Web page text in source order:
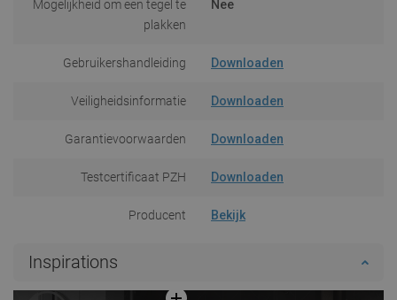
Mogelijkheid om een tegel te
plakken
Nee
Gebruikershandleiding Downloaden
Veiligheidsinformatie Downloaden
Garantievoorwaarden Downloaden
Testcertificaat PZH Downloaden
Producent Bekijk
Inspirations